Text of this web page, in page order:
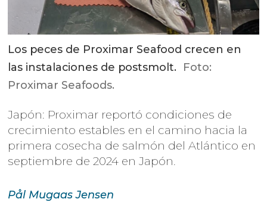
Los peces de Proximar Seafood crecen en
las instalaciones de postsmolt. Foto:
Proximar Seafoods.
Japón: Proximar reportó condiciones de
crecimiento estables en el camino hacia la
primera cosecha de salmón del Atlántico en
septiembre de 2024 en Japón.
Pål Mugaas Jensen